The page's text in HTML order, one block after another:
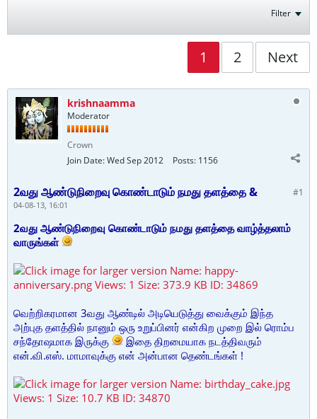
Filter
1 2 Next
krishnaamma
Moderator
Crown
Join Date:Wed Sep 2012 Posts: 1156
#1
2வது ஆண்டுநிறைவு கொண்டாடும் நமது தளத்தை &
04-08-13, 16:01
2வது ஆண்டுநிறைவு கொண்டாடும் நமது தளத்தை வாழ்த்தலாம்
வாருங்கள்
வெற்றிகரமான 3வது ஆண்டில் அடியெடுத்து வைக்கும் இந்த
அற்புத தளத்தில் நானும் ஒரு உறுப்பினர் என்கிற முறை இல் ரொம்ப
சந்தோஷமாக இருக்கு
இதை திறமையாக நடத்திவரும்
என்.வி.எஸ். மாமாவுக்கு என் அன்பான தெண்டங்கள் !